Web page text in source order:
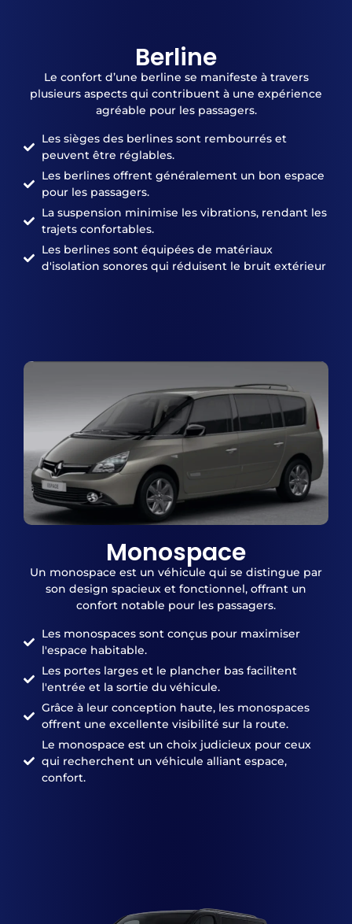
Berline
Le confort d’une berline se manifeste à travers
plusieurs aspects qui contribuent à une expérience
agréable pour les passagers.
Les sièges des berlines sont rembourrés et
peuvent être réglables.
Les berlines offrent généralement un bon espace
pour les passagers.
La suspension minimise les vibrations, rendant les
trajets confortables.
Les berlines sont équipées de matériaux
d'isolation sonores qui réduisent le bruit extérieur
Monospace
Un monospace est un véhicule qui se distingue par
son design spacieux et fonctionnel, offrant un
confort notable pour les passagers.
Les monospaces sont conçus pour maximiser
l'espace habitable.
Les portes larges et le plancher bas facilitent
l'entrée et la sortie du véhicule.
Grâce à leur conception haute, les monospaces
offrent une excellente visibilité sur la route.
Le monospace est un choix judicieux pour ceux
qui recherchent un véhicule alliant espace,
confort.